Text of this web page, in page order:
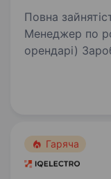
Повна
Менеджер по
орендарі)
Гаряча